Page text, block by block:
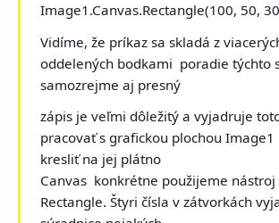
Image1.Canvas.Rectangle(100, 50,
Vidíme, že príkaz sa skladá z
oddelených bodkami ­ poradie týchto
samozrejme aj presný
zápis je veľmi dôležitý a vyjadruje
pracovať s grafickou plochou Image1
kresliť na jej plátno
Canvas ­ konkrétne použijeme
Rectangle. Štyri čísla v zátvorkách